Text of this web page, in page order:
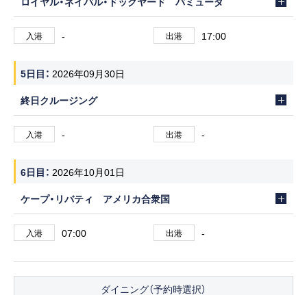
入港 - 出港 17:00
5日目
2026年09月30日
終日クルージング
入港 - 出港 -
6日目
2026年10月01日
ケープ・リバティ アメリカ合衆国
入港 07:00 出港 -
ダイニング（予約時選択）